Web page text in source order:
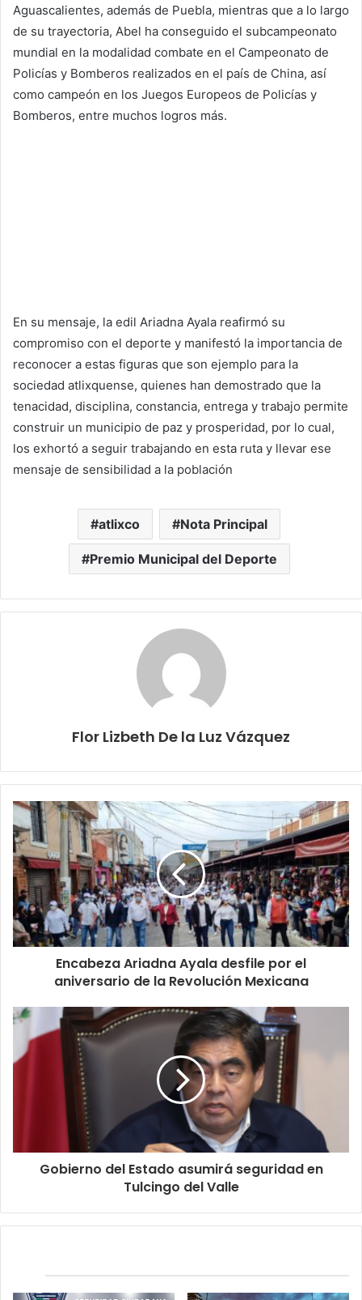
Aguascalientes, además de Puebla, mientras que a lo largo
de su trayectoria, Abel ha conseguido el subcampeonato
mundial en la modalidad combate en el Campeonato de
Policías y Bomberos realizados en el país de China, así
como campeón en los Juegos Europeos de Policías y
Bomberos, entre muchos logros más.
En su mensaje, la edil Ariadna Ayala reafirmó su
compromiso con el deporte y manifestó la importancia de
reconocer a estas figuras que son ejemplo para la
sociedad atlixquense, quienes han demostrado que la
tenacidad, disciplina, constancia, entrega y trabajo permite
construir un municipio de paz y prosperidad, por lo cual,
los exhortó a seguir trabajando en esta ruta y llevar ese
mensaje de sensibilidad a la población
atlixco Nota Principal
Premio Municipal del Deporte
Flor Lizbeth De la Luz Vázquez
Encabeza Ariadna Ayala desfile por el
aniversario de la Revolución Mexicana
Gobierno del Estado asumirá seguridad en
Tulcingo del Valle